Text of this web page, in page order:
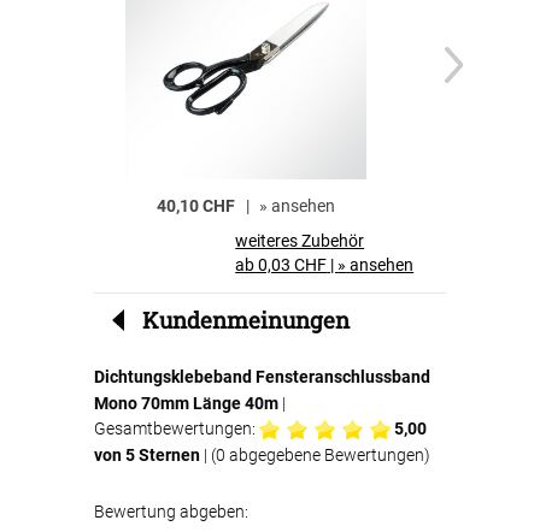
40,10 CHF | » ansehen
weiteres Zubehör
ab 0,03 CHF | » ansehen
Kundenmeinungen
Dichtungsklebeband Fensteranschlussband
Mono 70mm Länge 40m|
Gesamtbewertungen:
5,00
von 5 Sternen | (0 abgegebene Bewertungen)
Bewertung abgeben: